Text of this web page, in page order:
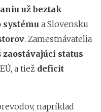
už beztak
a Slovensku
. Zamestnávatelia
status
a tiež deficit
napríklad